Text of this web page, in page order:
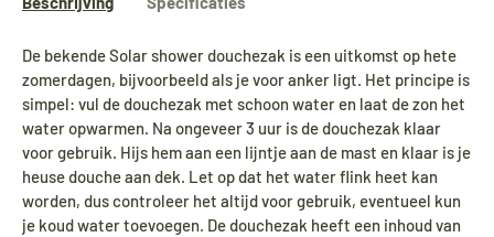
De bekende Solar shower douchezak is een uitkomst op hete
zomerdagen, bijvoorbeeld als je voor anker ligt. Het principe is
simpel: vul de douchezak met schoon water en laat de zon het
water opwarmen. Na ongeveer 3 uur is de douchezak klaar
voor gebruik. Hijs hem aan een lijntje aan de mast en klaar is je
heuse douche aan dek. Let op dat het water flink heet kan
worden, dus controleer het altijd voor gebruik, eventueel kun
je koud water toevoegen. De douchezak heeft een inhoud van